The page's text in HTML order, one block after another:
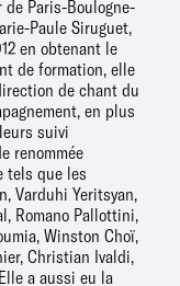
de Paris-Boulogne-
Paule Siruguet,
en obtenant le
de formation, elle
de chant du
en plus
suivi
renommée
tels que les
Varduhi Yeritsyan,
Romano Pallottini,
Winston Choï,
Christian Ivaldi,
a aussi eu la